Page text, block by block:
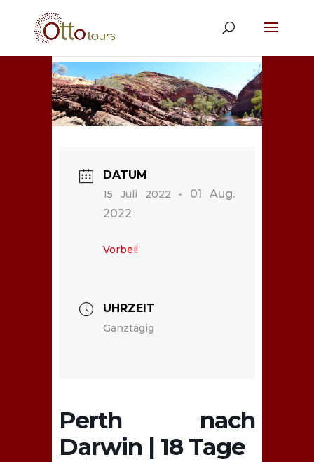
DATUM
15 Juli 2022 - 01 Aug.
2022
Vorbei!
UHRZEIT
Ganztägig
Perth nach
Darwin | 18 Tage